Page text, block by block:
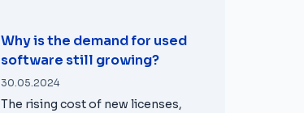
Why is the demand for used
software still growing?
30.05.2024
The rising cost of new licenses,